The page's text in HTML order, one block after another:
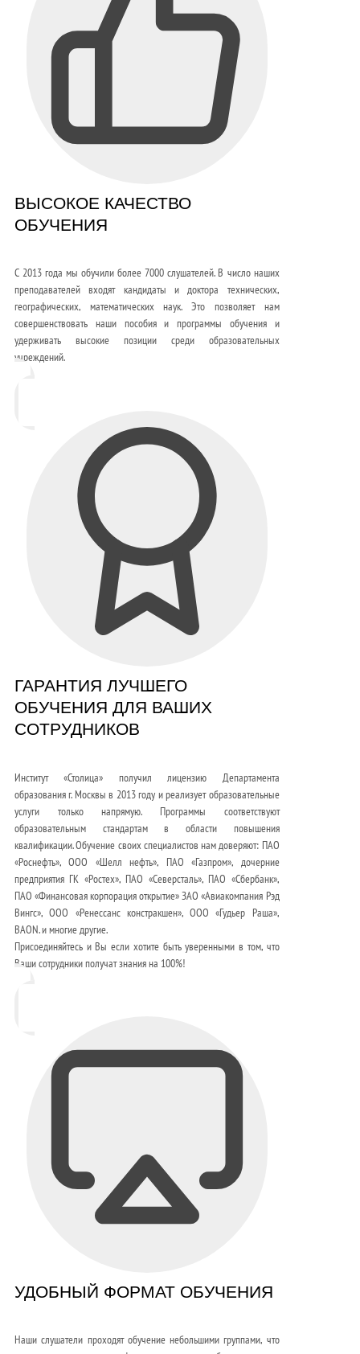
ВЫСОКОЕ КАЧЕСТВО
ОБУЧЕНИЯ
С 2013 года мы обучили более 7000 слушателей. В число наших
преподавателей входят кандидаты и доктора технических,
географических, математических наук. Это позволяет нам
совершенствовать наши пособия и программы обучения и
удерживать высокие позиции среди образовательных
учреждений.
ГАРАНТИЯ ЛУЧШЕГО
ОБУЧЕНИЯ ДЛЯ ВАШИХ
СОТРУДНИКОВ
Институт «Столица» получил лицензию Департамента
образования г. Москвы в 2013 году и реализует образовательные
услуги только напрямую. Программы соответствуют
образовательным стандартам в области повышения
квалификации. Обучение своих специалистов нам доверяют: ПАО
«Роснефть», ООО «Шелл нефть», ПАО «Газпром», дочерние
предприятия ГК «Ростех», ПАО «Северсталь», ПАО «Сбербанк»,
ПАО «Финансовая корпорация открытие» ЗАО «Авиакомпания Рэд
Вингс», ООО «Ренессанс констракшен», ООО «Гудьер Раша»,
BAON. и многие другие.
Присоединяйтесь и Вы если хотите быть уверенными в том, что
Ваши сотрудники получат знания на 100%!
УДОБНЫЙ ФОРМАТ ОБУЧЕНИЯ
Наши слушатели проходят обучение небольшими группами, что